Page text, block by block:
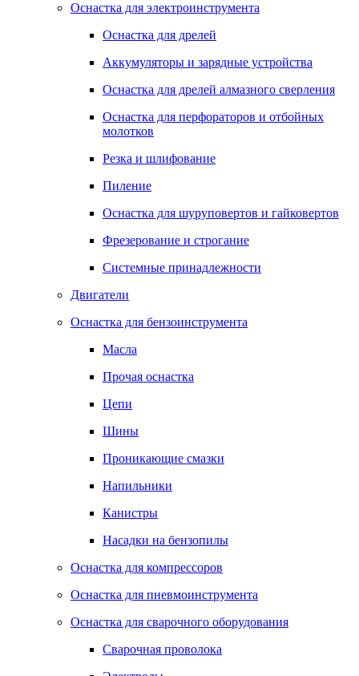
Оснастка для электроинструмента
Оснастка для дрелей
Аккумуляторы и зарядные устройства
Оснастка для дрелей алмазного сверления
Оснастка для перфораторов и отбойных
молотков
Резка и шлифование
Пиление
Оснастка для шуруповертов и гайковертов
Фрезерование и строгание
Системные принадлежности
Двигатели
Оснастка для бензоинструмента
Масла
Прочая оснастка
Цепи
Шины
Проникающие смазки
Напильники
Канистры
Насадки на бензопилы
Оснастка для компрессоров
Оснастка для пневмоинструмента
Оснастка для сварочного оборудования
Сварочная проволока